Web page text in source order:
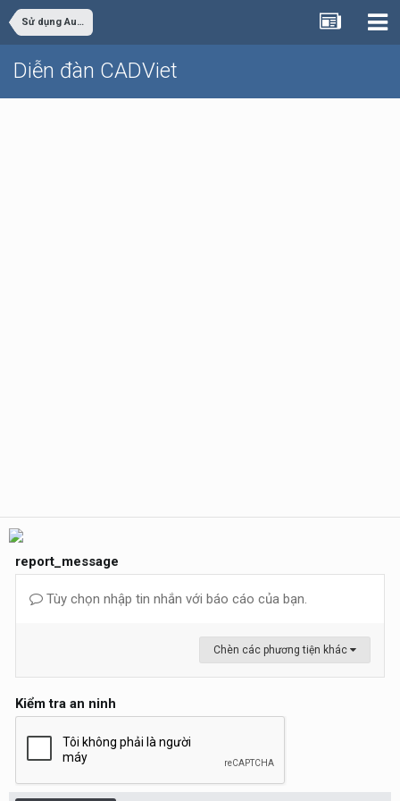
Sử dụng AutoCAD
Diễn đàn CADViet
report_message
Tùy chọn nhập tin nhắn với báo cáo của bạn.
Chèn các phương tiện khác
Kiểm tra an ninh